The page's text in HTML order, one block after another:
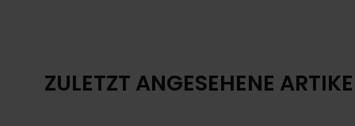
ZULETZT ANGESEHENE